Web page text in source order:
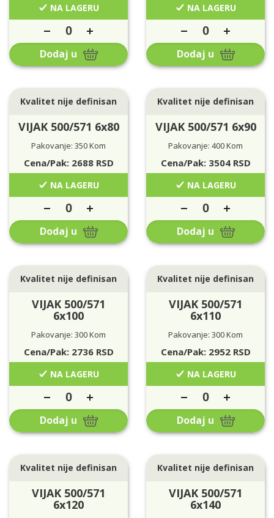
NA LAGERU
Dodaj u
NA LAGERU
Dodaj u
Kvalitet nije definisan
VIJAK 500/571 6x80
Pakovanje: 350 Kom
Cena/Pak: 2688RSD
NA LAGERU
Dodaj u
Kvalitet nije definisan
VIJAK 500/571 6x90
Pakovanje: 400 Kom
Cena/Pak: 3504RSD
NA LAGERU
Dodaj u
Kvalitet nije definisan
VIJAK 500/571
6x100
Pakovanje: 300 Kom
Cena/Pak: 2736RSD
NA LAGERU
Dodaj u
Kvalitet nije definisan
VIJAK 500/571
6x110
Pakovanje: 300 Kom
Cena/Pak: 2952RSD
NA LAGERU
Dodaj u
Kvalitet nije definisan
VIJAK 500/571
6x120
Kvalitet nije definisan
VIJAK 500/571
6x140